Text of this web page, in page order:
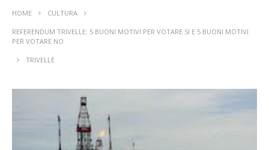
HOME CULTURA
REFERENDUM TRIVELLE: 5 BUONI MOTIVI PER VOTARE SI E 5 BUONI MOTIVI
TRIVELLE